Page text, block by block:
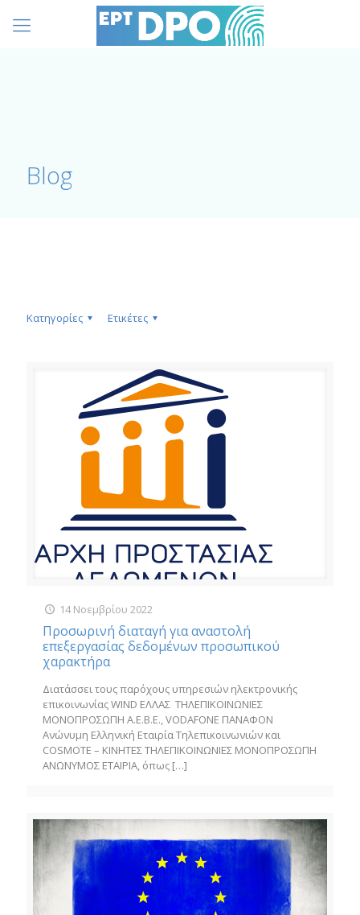
Blog
Κατηγορίες Ετικέτες
14 Νοεμβρίου 2022
Προσωρινή διαταγή για αναστολή
επεξεργασίας δεδομένων προσωπικού
χαρακτήρα
Διατάσσει τους παρόχους υπηρεσιών ηλεκτρονικής
επικοινωνίας WIND ΕΛΛΑΣ ΤΗΛΕΠΙΚΟΙΝΩΝΙΕΣ
ΜΟΝΟΠΡΟΣΩΠΗ Α.Ε.Β.Ε., VODAFONE ΠΑΝΑΦΟΝ
Ανώνυμη Ελληνική Εταιρία Τηλεπικοινωνιών και
COSMOTE – ΚΙΝΗΤΕΣ ΤΗΛΕΠΙΚΟΙΝΩΝΙΕΣ ΜΟΝΟΠΡΟΣΩΠΗ
ΑΝΩΝΥΜΟΣ ΕΤΑΙΡΙΑ, όπως […]